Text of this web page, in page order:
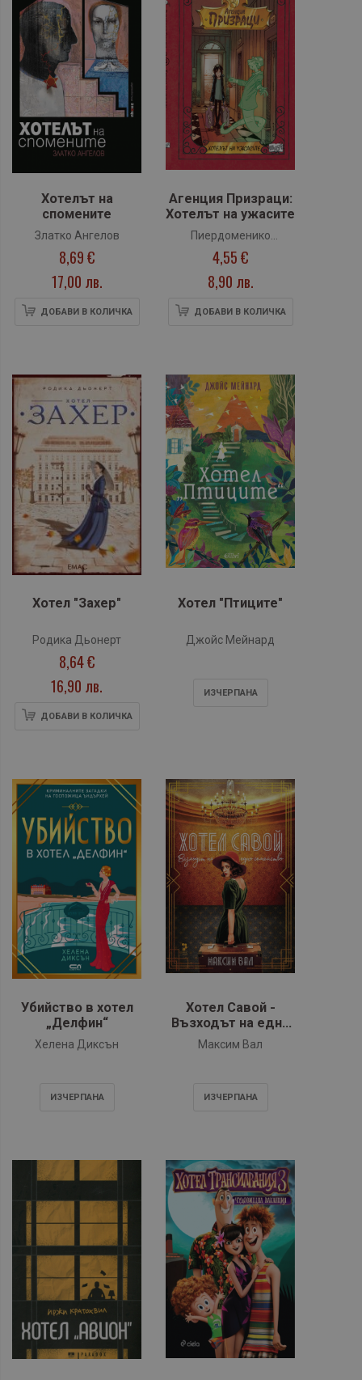
Хотелът на
спомените
Златко Ангелов
8,69 €
17,00 лв.
ДОБАВИ В КОЛИЧКА
Агенция Призраци:
Хотелът на ужасите
Пиердоменико
Бакаларио
4,55 €
8,90 лв.
ДОБАВИ В КОЛИЧКА
Хотел "Захер"
Родика Дьонерт
8,64 €
16,90 лв.
ДОБАВИ В КОЛИЧКА
Хотел "Птиците"
Джойс Мейнард
ИЗЧЕРПАНA
Убийство в хотел
„Делфин“
Хелена Диксън
ИЗЧЕРПАНA
Хотел Савой -
Възходът на едно
семейство
Максим Вал
ИЗЧЕРПАНA